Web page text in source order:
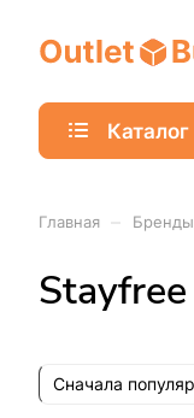
Каталог
Главная Бренды
Stayfree
Сначала